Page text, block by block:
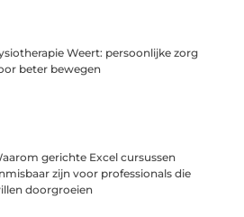
Weert: persoonlijke zorg
beter bewegen
gerichte Excel cursussen
zijn voor professionals die
doorgroeien